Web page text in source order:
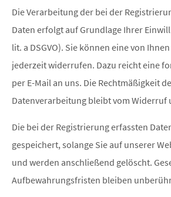
Die Verarbeitung der bei der
Daten erfolgt auf Grundlage Ihrer
lit. a DSGVO). Sie können eine von
jederzeit widerrufen. Dazu reicht eine
per E-Mail an uns. Die Rechtmäßigkeit
Datenverarbeitung bleibt vom Widerruf
Die bei der Registrierung erfassten
gespeichert, solange Sie auf unserer
und werden anschließend gelöscht.
Aufbewahrungsfristen bleiben